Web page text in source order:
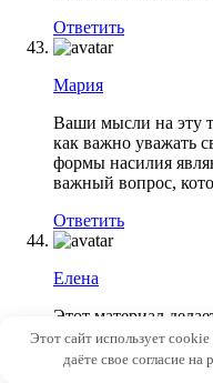
Ответить
Мария
Ваши мысли на эту
как важно уважать
формы насилия
важный вопрос,
Ответить
Елена
Этот материал
важности
Он подчеркивает,
основываться на
Этот сайт использует
даёте свое согласие